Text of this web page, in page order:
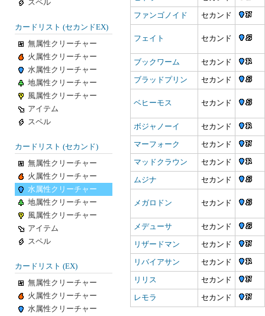
ファンゴノイド セカンド
フェイト セカンド
ブックワーム セカンド
ブラッドプリン セカンド
ベヒーモス セカンド
ボジャノーイ セカンド
マーフォーク セカンド
マッドクラウン セカンド
ムジナ セカンド
メガロドン セカンド
メデューサ セカンド
リザードマン セカンド
リバイアサン セカンド
リリス セカンド
レモラ セカンド
スペル
カードリスト (セカンドEX)
無属性クリーチャー
火属性クリーチャー
水属性クリーチャー
地属性クリーチャー
風属性クリーチャー
アイテム
スペル
カードリスト (セカンド)
無属性クリーチャー
火属性クリーチャー
水属性クリーチャー
地属性クリーチャー
風属性クリーチャー
アイテム
スペル
カードリスト (EX)
無属性クリーチャー
火属性クリーチャー
水属性クリーチャー